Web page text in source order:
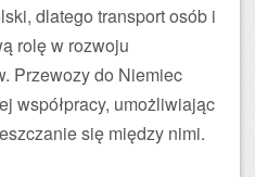
dlatego transport osób i
rolę w rozwoju
Przewozy do Niemiec
współpracy, umożliwiając
się między nimi.